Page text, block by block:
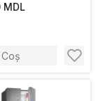
MDL
Coș